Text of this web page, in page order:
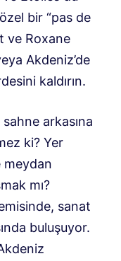
bir “pas de
ve Roxane
Akdeniz’de
kaldırın.
arkasına
ki? Yer
meydan
mı?
sanat
buluşuyor.